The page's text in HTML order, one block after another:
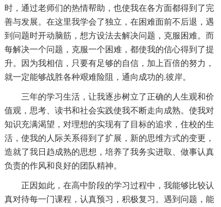
时，通过老师们的热情帮助，也使我在各方面都得到了完
善与发展。在这里我学会了独立，在困难面前不后退，遇
到问题时开动脑筋，想方设法去解决问题，克服困难。而
每解决一个问题，克服一个困难，都使我的信心得到了提
升。因为我相信，只要有足够的自信，加上百倍的努力，
就一定能够战胜各种艰难险阻，通向成功的.彼岸。
三年的学习生活，让我逐步树立了正确的人生观和价
值观，思考、读书和社会实践使我不断走向成熟。使我对
知识充满渴望，对理想的实现有了目标的追求，住校的生
活，使我的人际关系得到了扩展，新的思维方式的变更，
造就了我日趋成熟的思想，培养了我务实进取、做事认真
负责的作风和良好的团队精神。
正因如此，在高中阶段的学习过程中，我能够比较认
真对待每一门课程，认真预习，积极复习。遇到问题，能